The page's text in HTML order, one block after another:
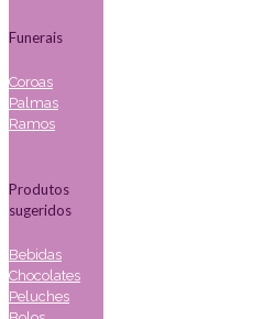
Funerais
Coroas
Palmas
Ramos
Produtos
sugeridos
Bebidas
Chocolates
Peluches